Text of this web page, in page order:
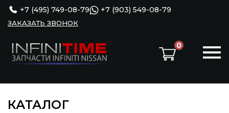
+7 (495) 749-08-79 +7 (903) 549-08-79
ЗАКАЗАТЬ ЗВОНОК
0
КАТАЛОГ